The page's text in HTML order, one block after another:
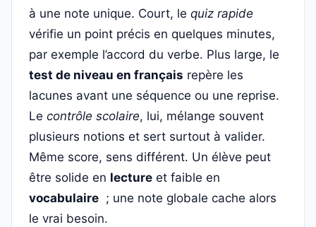
à une note unique. Court, le quiz rapide
vérifie un point précis en quelques minutes,
par exemple l’accord du verbe. Plus large, le
test de niveau en français repère les
lacunes avant une séquence ou une reprise.
Le contrôle scolaire, lui, mélange souvent
plusieurs notions et sert surtout à valider.
Même score, sens différent. Un élève peut
être solide en lecture et faible en
vocabulaire ; une note globale cache alors
le vrai besoin.